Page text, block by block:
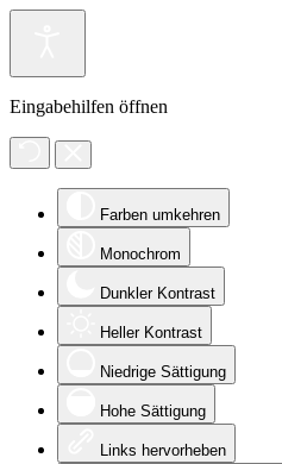
Eingabehilfen öffnen
Farben umkehren
Monochrom
Dunkler Kontrast
Heller Kontrast
Niedrige Sättigung
Hohe Sättigung
Links hervorheben